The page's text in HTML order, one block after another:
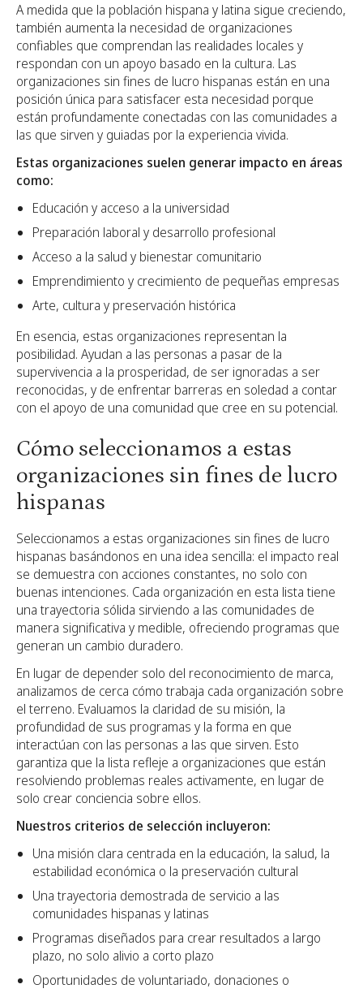
A medida que la población hispana y latina sigue creciendo,
también aumenta la necesidad de organizaciones
confiables que comprendan las realidades locales y
respondan con un apoyo basado en la cultura. Las
organizaciones sin fines de lucro hispanas están en una
posición única para satisfacer esta necesidad porque
están profundamente conectadas con las comunidades a
las que sirven y guiadas por la experiencia vivida.
Estas organizaciones suelen generar impacto en áreas
como:
Educación y acceso a la universidad
Preparación laboral y desarrollo profesional
Acceso a la salud y bienestar comunitario
Emprendimiento y crecimiento de pequeñas empresas
Arte, cultura y preservación histórica
En esencia, estas organizaciones representan la
posibilidad. Ayudan a las personas a pasar de la
supervivencia a la prosperidad, de ser ignoradas a ser
reconocidas, y de enfrentar barreras en soledad a contar
con el apoyo de una comunidad que cree en su potencial.
Cómo seleccionamos a estas
organizaciones sin fines de lucro
hispanas
Seleccionamos a estas organizaciones sin fines de lucro
hispanas basándonos en una idea sencilla: el impacto real
se demuestra con acciones constantes, no solo con
buenas intenciones. Cada organización en esta lista tiene
una trayectoria sólida sirviendo a las comunidades de
manera significativa y medible, ofreciendo programas que
generan un cambio duradero.
En lugar de depender solo del reconocimiento de marca,
analizamos de cerca cómo trabaja cada organización sobre
el terreno. Evaluamos la claridad de su misión, la
profundidad de sus programas y la forma en que
interactúan con las personas a las que sirven. Esto
garantiza que la lista refleje a organizaciones que están
resolviendo problemas reales activamente, en lugar de
solo crear conciencia sobre ellos.
Nuestros criterios de selección incluyeron:
Una misión clara centrada en la educación, la salud, la
estabilidad económica o la preservación cultural
Una trayectoria demostrada de servicio a las
comunidades hispanas y latinas
Programas diseñados para crear resultados a largo
plazo, no solo alivio a corto plazo
Oportunidades de voluntariado, donaciones o